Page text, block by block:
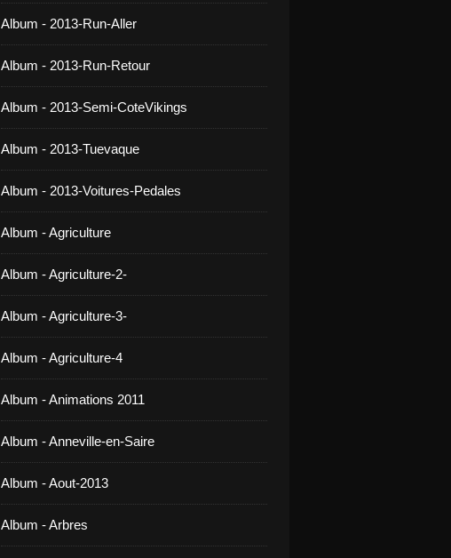
Album - 2013-Run-Aller
Album - 2013-Run-Retour
Album - 2013-Semi-CoteVikings
Album - 2013-Tuevaque
Album - 2013-Voitures-Pedales
Album - Agriculture
Album - Agriculture-2-
Album - Agriculture-3-
Album - Agriculture-4
Album - Animations 2011
Album - Anneville-en-Saire
Album - Aout-2013
Album - Arbres